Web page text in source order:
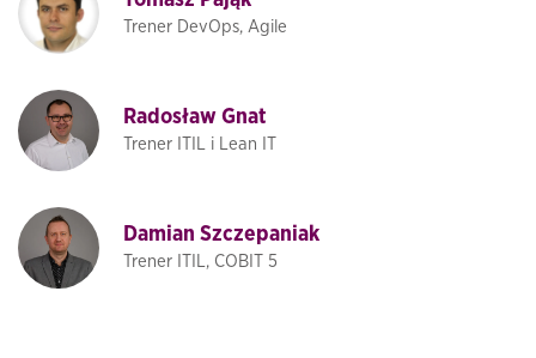
Trener DevOps, Agile
Radosław Gnat
Trener ITIL i Lean IT
Damian Szczepaniak
Trener ITIL, COBIT 5